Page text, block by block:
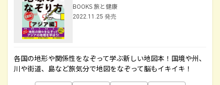
BOOKS 旅と健康
2022.11.25 発売
各国の地形や関係性をなぞって学ぶ新しい地図本！国境や州、
川や街道、島など旅気分で地図をなぞって脳もイキイキ！